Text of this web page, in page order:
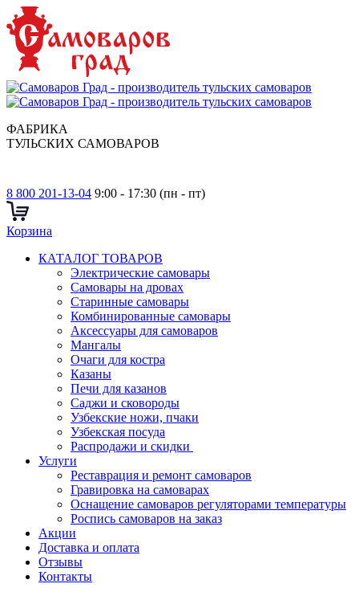
ФАБРИКА
ТУЛЬСКИХ САМОВАРОВ
8 800 201-13-04 9:00 - 17:30 (пн - пт)
Корзина
КАТАЛОГ ТОВАРОВ
Электрические самовары
Cамовары на дровах
Старинные самовары
Комбинированные самовары
Аксессуары для самоваров
Мангалы
Очаги для костра
Казаны
Печи для казанов
Саджи и сковороды
Узбекские ножи, пчаки
Узбекская посуда
Распродажи и скидки
Услуги
Реставрация и ремонт самоваров
Гравировка на самоварах
Оснащение самоваров регуляторами температуры
Роспись самоваров на заказ
Акции
Доставка и оплата
Отзывы
Контакты